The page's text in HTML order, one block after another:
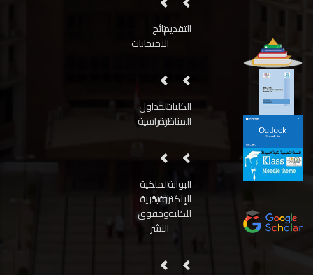
التقديمنتائج
الامتحانات
الكليات
المناظرة
الجداول
الدراسية
البوابة
الإلكترونية
للكلية
الملكية
الفكرية
وحقوق
النشر